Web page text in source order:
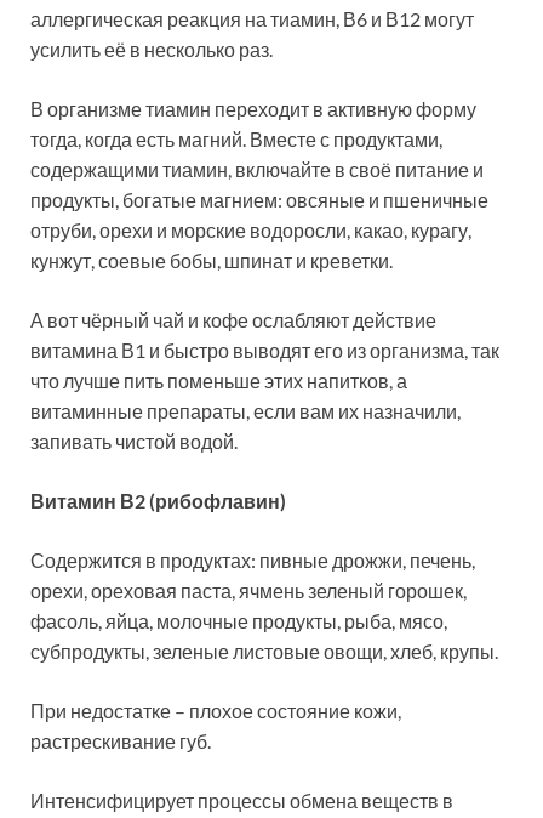
аллергическая реакция на тиамин, В6 и В12 могут
усилить её в несколько раз.
В организме тиамин переходит в активную форму
тогда, когда есть магний. Вместе с продуктами,
содержащими тиамин, включайте в своё питание и
продукты, богатые магнием: овсяные и пшеничные
отруби, орехи и морские водоросли, какао, курагу,
кунжут, соевые бобы, шпинат и креветки.
А вот чёрный чай и кофе ослабляют действие
витамина В1 и быстро выводят его из организма, так
что лучше пить поменьше этих напитков, а
витаминные препараты, если вам их назначили,
запивать чистой водой.
Витамин В2 (рибофлавин)
Содержится в продуктах: пивные дрожжи, печень,
орехи, ореховая паста, ячмень зеленый горошек,
фасоль, яйца, молочные продукты, рыба, мясо,
субпродукты, зеленые листовые овощи, хлеб, крупы.
При недостатке – плохое состояние кожи,
растрескивание губ.
Интенсифицирует процессы обмена веществ в